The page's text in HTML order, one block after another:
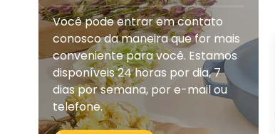
Você pode entrar em contato
conosco da maneira que for mais
conveniente para você. Estamos
disponíveis 24 horas por dia, 7
dias por semana, por e-mail ou
telefone.